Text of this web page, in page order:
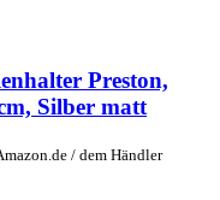
Preston,
Silber matt
/ dem Händler